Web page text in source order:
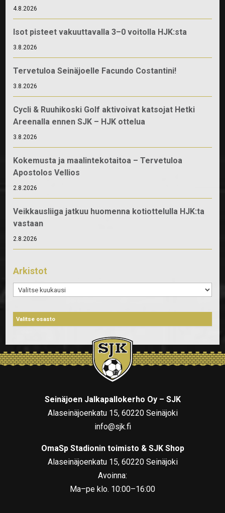
4.8.2026
Isot pisteet vakuuttavalla 3–0 voitolla HJK:sta
3.8.2026
Tervetuloa Seinäjoelle Facundo Costantini!
3.8.2026
Cycli & Ruuhikoski Golf aktivoivat katsojat Hetki
Areenalla ennen SJK – HJK ottelua
3.8.2026
Kokemusta ja maalintekotaitoa – Tervetuloa
Apostolos Vellios
2.8.2026
Veikkausliiga jatkuu huomenna kotiottelulla HJK:ta
vastaan
2.8.2026
Arkistot
Arkistot
Seinäjoen Jalkapallokerho Oy – SJK
Alaseinäjoenkatu 15, 60220 Seinäjoki
info@sjk.fi
OmaSp Stadionin toimisto & SJK Shop
Alaseinäjoenkatu 15, 60220 Seinäjoki
Avoinna:
Ma–pe klo. 10:00–16:00